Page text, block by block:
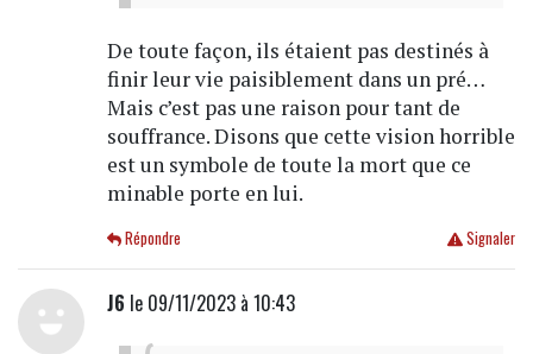
De toute façon, ils étaient pas destinés à
finir leur vie paisiblement dans un pré…
Mais c’est pas une raison pour tant de
souffrance. Disons que cette vision horrible
est un symbole de toute la mort que ce
minable porte en lui.
Signaler
Répondre
J6 le 09/11/2023 à 10:43